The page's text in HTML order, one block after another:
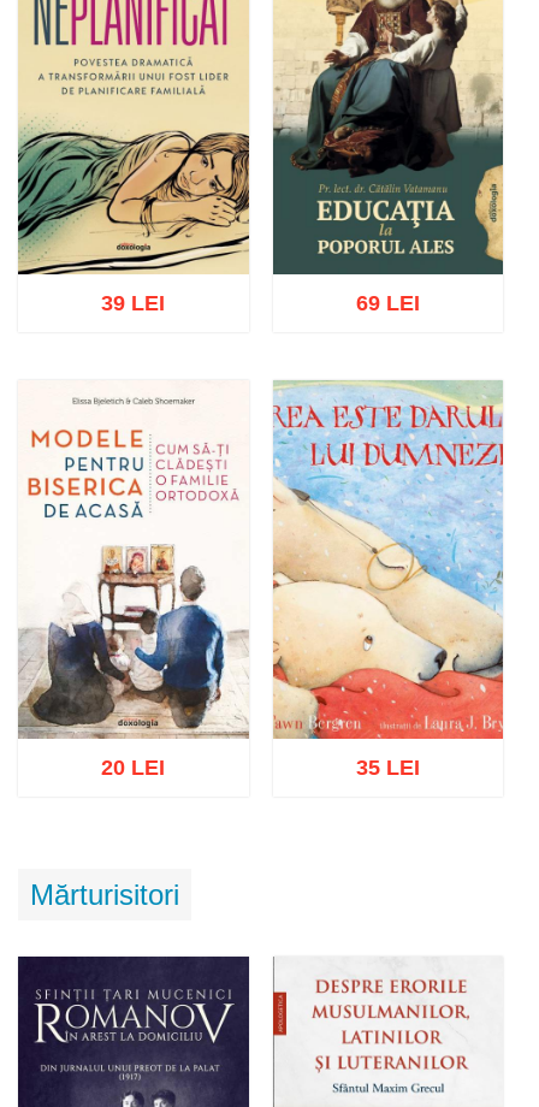
Adaugă în coș Wishlist
39 LEI
Adaugă în coș Wishlist
69 LEI
20 LEI 35 LEI
Mărturisitori